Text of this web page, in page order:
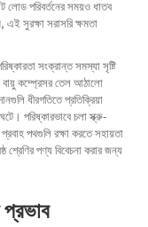
লোড পরিবর্তনের সময়ও ধাতব
সুরক্ষা সরাসরি ক্ষমতা
সংক্রান্ত সমস্যা সৃষ্টি
বায়ু কম্প্রেসর তেল আঠালো
ধীরগতিতে প্রতিক্রিয়া
পরিষ্কারভাবে চলা স্ক্রু-
পথগুলি রক্ষা করতে সহায়তা
পণ্য বিবেচনা করার জন্য
প্রভাব